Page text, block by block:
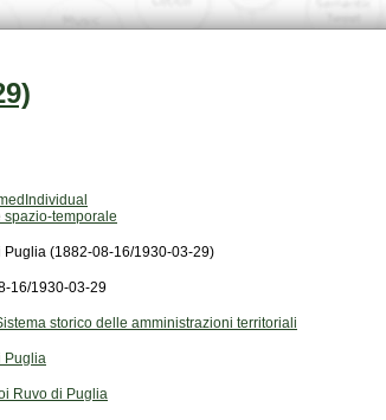
spazio-temporale
Puglia (1882-08-16/1930-03-29)
16/1930-03-29
storico delle amministrazioni territoriali
Puglia
Ruvo di Puglia